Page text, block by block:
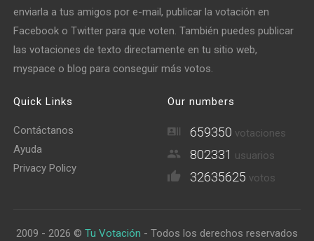
enviarla a tus amigos por e-mail, publicar la votación en
Facebook o Twitter para que voten. También puedes publicar
las votaciones de texto directamente en tu sitio web,
myspace o blog para conseguir más votos.
Quick Links
Contáctanos
Ayuda
Privacy Policy
Our numbers
659350 votaciones
802331 usuarios
32635625 votos
2009 - 2026 © Tu Votación - Todos los derechos reservados